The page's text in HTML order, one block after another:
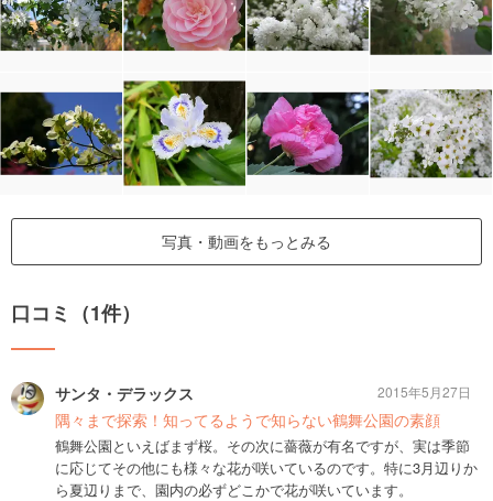
写真・動画をもっとみる
口コミ（1件）
サンタ・デラックス
隅々まで探索！知ってるようで知らない鶴舞公園の素顔
鶴舞公園といえばまず桜。その次に薔薇が有名ですが、実は季節
に応じてその他にも様々な花が咲いているのです。特に3月辺りか
ら夏辺りまで、園内の必ずどこかで花が咲いています。
2015年5月27日